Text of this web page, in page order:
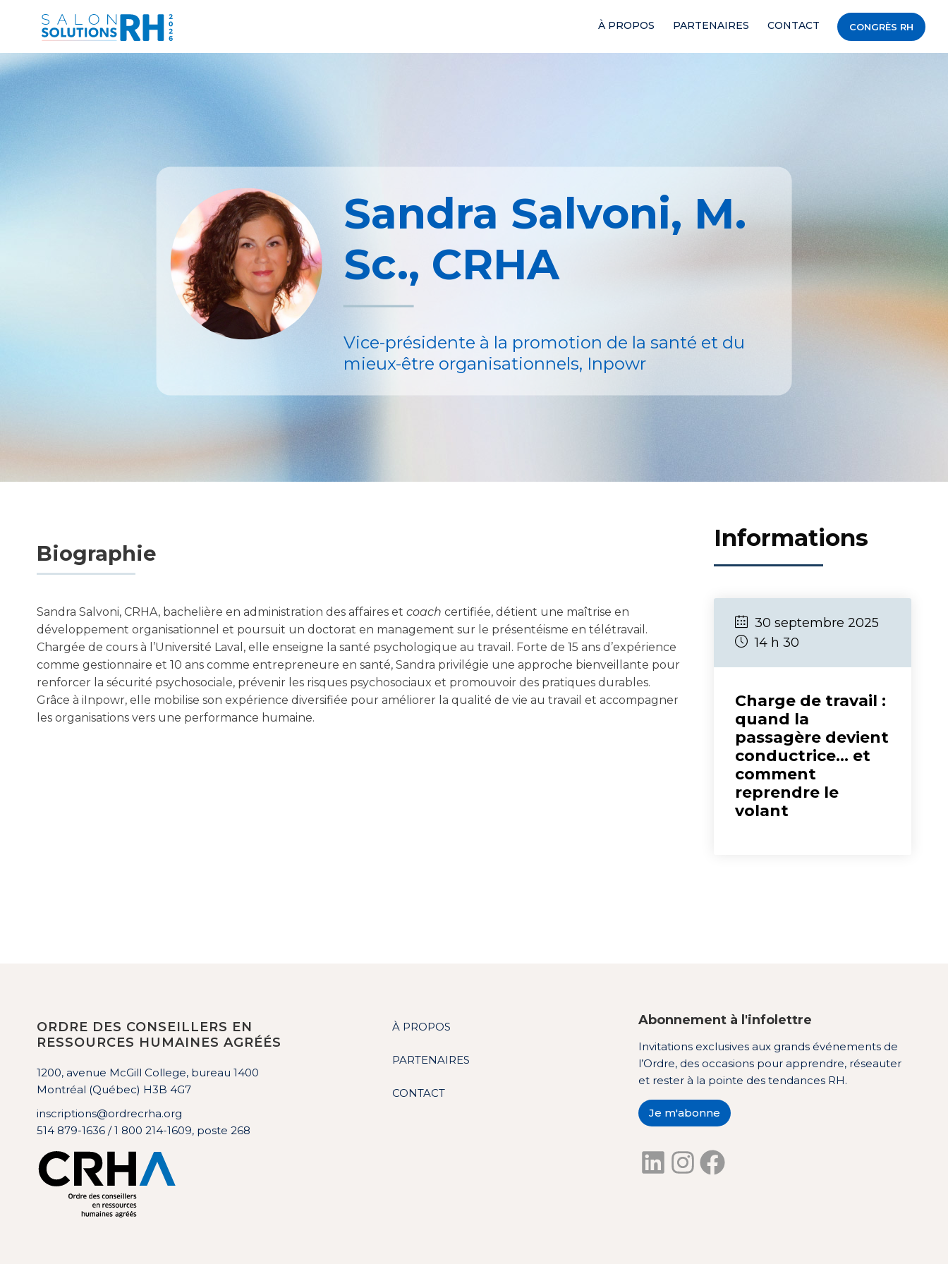
À PROPOS PARTENAIRES CONTACT CONGRÈS RH
Sandra Salvoni, M.
Sc., CRHA
Vice-présidente à la promotion de la santé et du
mieux-être organisationnels, Inpowr
Biographie
Sandra Salvoni, CRHA, bachelière en administration des affaires et coach certifiée, détient une maîtrise en
développement organisationnel et poursuit un doctorat en management sur le présentéisme en télétravail.
Chargée de cours à l’Université Laval, elle enseigne la santé psychologique au travail. Forte de 15 ans d’expérience
comme gestionnaire et 10 ans comme entrepreneure en santé, Sandra privilégie une approche bienveillante pour
renforcer la sécurité psychosociale, prévenir les risques psychosociaux et promouvoir des pratiques durables.
Grâce à iInpowr, elle mobilise son expérience diversifiée pour améliorer la qualité de vie au travail et accompagner
les organisations vers une performance humaine.
Informations
30 septembre 2025
14 h 30
Charge de travail :
quand la
passagère devient
conductrice… et
comment
reprendre le
volant
ORDRE DES CONSEILLERS EN
RESSOURCES HUMAINES AGRÉÉS
1200, avenue McGill College, bureau 1400
Montréal (Québec) H3B 4G7
inscriptions@ordrecrha.org
514 879-1636 / 1 800 214-1609, poste 268
À PROPOS
PARTENAIRES
CONTACT
Abonnement à l'infolettre
Invitations exclusives aux grands événements de
l’Ordre, des occasions pour apprendre, réseauter
et rester à la pointe des tendances RH.
Je m'abonne
LinkedIn Instagram Facebook